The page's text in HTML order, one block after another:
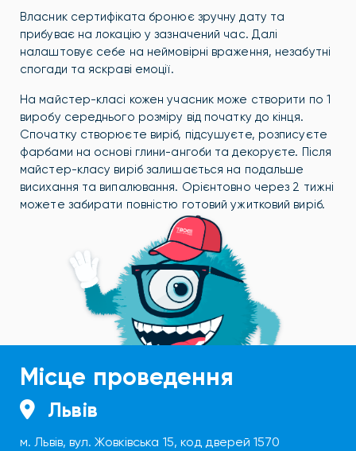
Власник сертифіката бронює зручну дату та
прибуває на локацію у зазначений час. Далі
налаштовує себе на неймовірні враження, незабутні
спогади та яскраві емоції.
На майстер-класі кожен учасник може створити по 1
виробу середнього розміру від початку до кінця.
Спочатку створюєте виріб, підсушуєте, розписуєте
фарбами на основі глини-ангоби та декоруєте. Після
майстер-класу виріб залишається на подальше
висихання та випалювання. Орієнтовно через 2 тижні
можете забирати повністю готовий ужитковий виріб.
Місце проведення
Львів
м. Львів, вул. Жовківська 15, код дверей 1570